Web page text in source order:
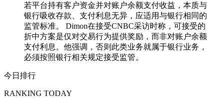
若平台持有客户资金并对账户余额支付收益，本质与
银行吸收存款、支付利息无异，应适用与银行相同的
监管标准。 Dimon在接受CNBC采访时称，可接受的
折中方案是仅对交易行为提供奖励，而非对账户余额
支付利息。他强调，否则此类业务就属于银行业务，
必须按照银行相关规定接受监管。
今日排行
RANKING TODAY